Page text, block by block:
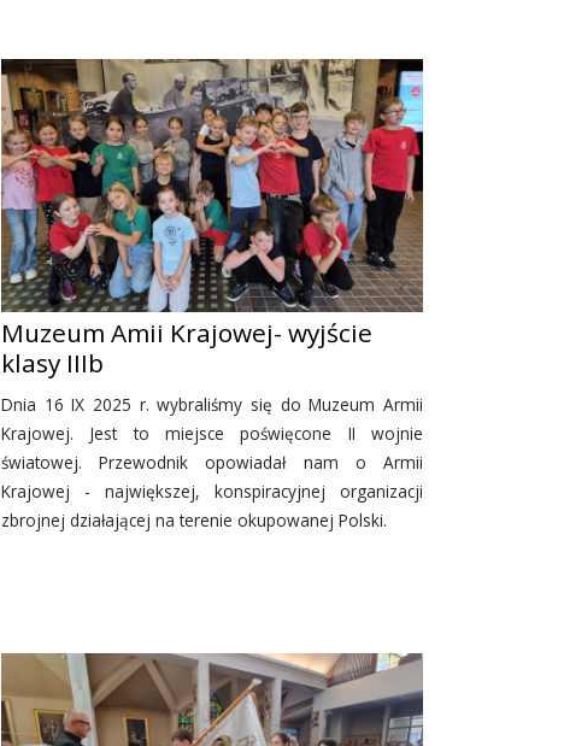
Muzeum Amii Krajowej- wyjście
klasy IIIb
Dnia 16 IX 2025 r. wybraliśmy się do Muzeum Armii
Krajowej. Jest to miejsce poświęcone II wojnie
światowej. Przewodnik opowiadał nam o Armii
Krajowej - największej, konspiracyjnej organizacji
zbrojnej działającej na terenie okupowanej Polski.